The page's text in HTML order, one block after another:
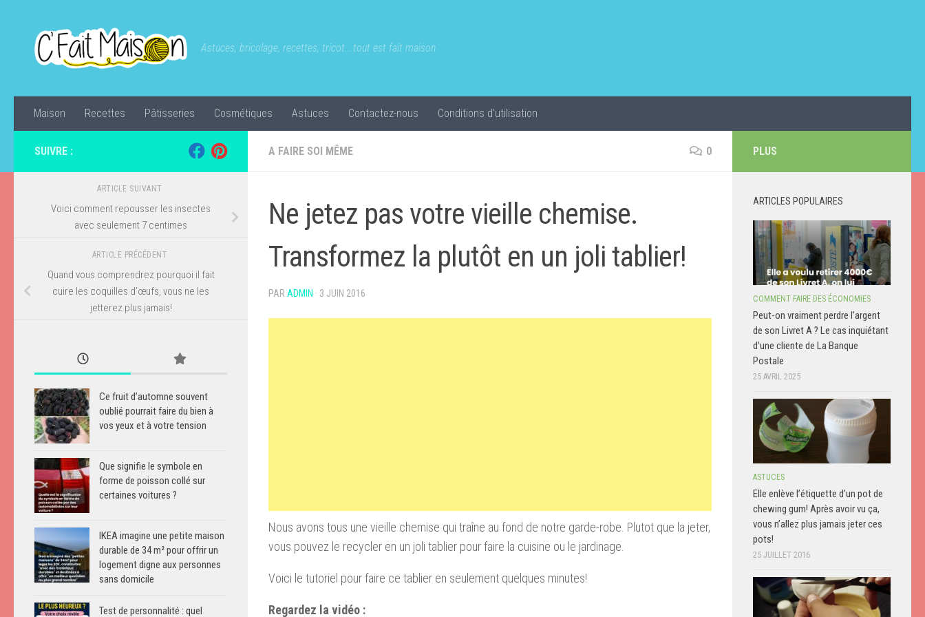
Astuces, bricolage, recettes, tricot...tout est fait maison
Maison Recettes Pâtisseries Cosmétiques Astuces Contactez-nous Conditions d’utilisation
A FAIRE SOI MÊME 0
Ne jetez pas votre vieille chemise.
Transformez la plutôt en un joli tablier!
PAR ADMIN · 3 JUIN 2016
Nous avons tous une vieille chemise qui traîne au fond de notre garde-robe Plutot que la jeter,
vous pouvez le recycler en un joli tablier pour faire la cuisine ou le jardinage.
Voici le tutoriel pour faire ce tablier en seulement quelques minutes!
Regardez la vidéo :
SUIVRE :
ARTICLE SUIVANT
Voici comment repousser les insectes
avec seulement 7 centimes
ARTICLE PRÉCÉDENT
Quand vous comprendrez pourquoi il fait
cuire les coquilles d’œufs, vous ne les
jetterez plus jamais!
Ce fruit d’automne souvent
oublié pourrait faire du bien à
vos yeux et à votre tension
Que signifie le symbole en
forme de poisson collé sur
certaines voitures ?
IKEA imagine une petite maison
durable de 34 m² pour offrir un
logement digne aux personnes
sans domicile
Test de personnalité : quel
PLUS
ARTICLES POPULAIRES
COMMENT FAIRE DES ÉCONOMIES
Peut-on vraiment perdre l’argent
de son Livret A ? Le cas inquiétant
d’une cliente de La Banque
Postale
25 AVRIL 2025
ASTUCES
Elle enlève l’étiquette d’un pot de
chewing gum! Après avoir vu ça,
vous n’allez plus jamais jeter ces
pots!
25 JUILLET 2016